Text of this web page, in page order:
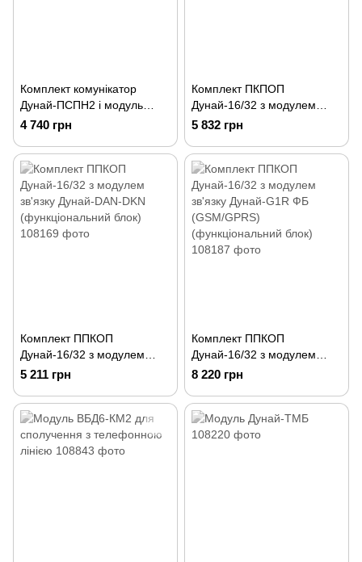
Комплект комунікатор
Дунай-ПСПН2 і модуль
Дунай-G1S ФБ
4 740 грн
Комплект ПКПОП
Дунай-16/32 з модулем
зв'язку КМ2
5 832 грн
Комплект ППКОП
Дунай-16/32 з модулем
зв'язку Дунай-DAN-DKN
5 211 грн
Комплект ППКОП
Дунай-16/32 з модулем
зв'язку Дунай-G1R ФБ
(функціональний блок)
8 220 грн